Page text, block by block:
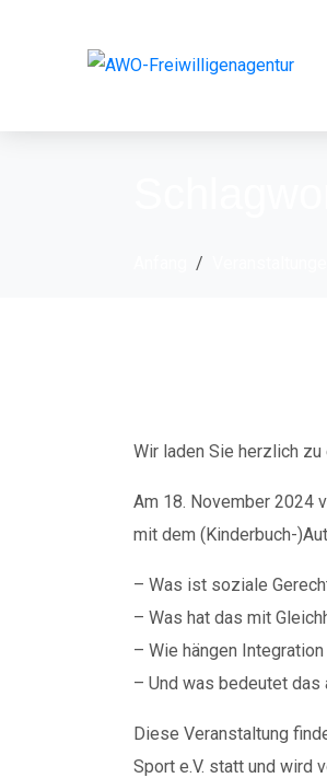
Wir laden Sie herzlich
Am 18. November 2024
mit dem (Kinderbuch-
– Was ist soziale
– Was hat das mit
– Wie hängen
– Und was bedeutet
Diese Veranstaltung
Sport e.V. statt und wird